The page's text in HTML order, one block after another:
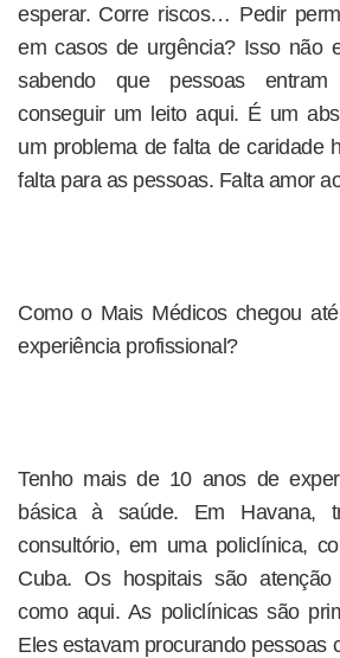
esperar. Corre riscos… Pedir
em casos de urgência? Isso não
sabendo que pessoas
conseguir um leito aqui. É um
um problema de falta de caridade
falta para as pessoas. Falta amor
Como o Mais Médicos chegou
experiência profissional?
Tenho mais de 10 anos de
básica à saúde. Em Havana,
consultório, em uma policlínica,
Cuba. Os hospitais são atenção
como aqui. As policlínicas são
Eles estavam procurando pessoas